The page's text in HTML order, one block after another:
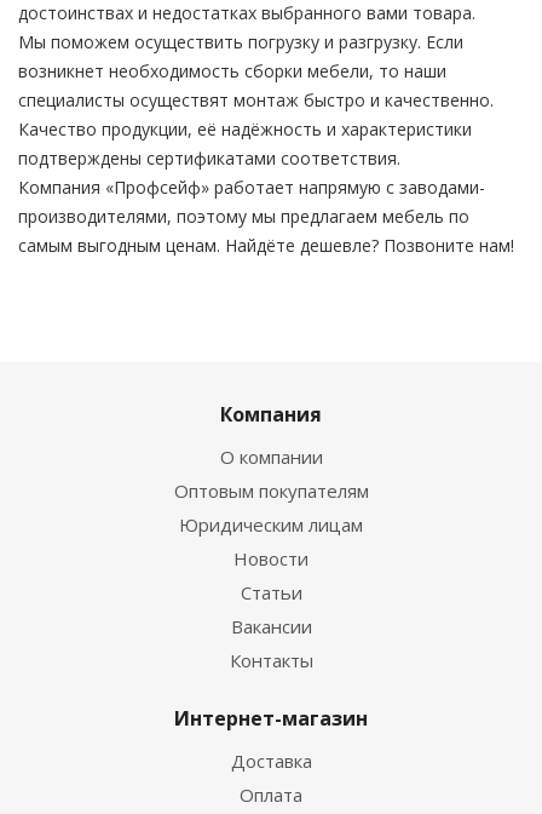
достоинствах и недостатках выбранного вами товара.
Мы поможем осуществить погрузку и разгрузку. Если
возникнет необходимость сборки мебели, то наши
специалисты осуществят монтаж быстро и качественно.
Качество продукции, её надёжность и характеристики
подтверждены сертификатами соответствия.
Компания «Профсейф» работает напрямую с заводами-
производителями, поэтому мы предлагаем мебель по
самым выгодным ценам. Найдёте дешевле? Позвоните нам!
Компания
О компании
Оптовым покупателям
Юридическим лицам
Новости
Статьи
Вакансии
Контакты
Интернет-магазин
Доставка
Оплата